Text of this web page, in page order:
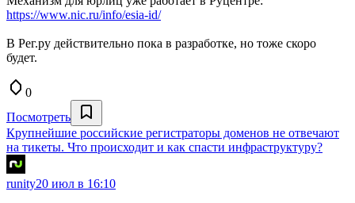
https://www.nic.ru/info/esia-id/
В Рег.ру действительно пока в разработке, но тоже скоро
будет.
0
Посмотреть
Крупнейшие российские регистраторы доменов не отвечают
на тикеты. Что происходит и как спасти инфраструктуру?
runity20 июл в 16:10